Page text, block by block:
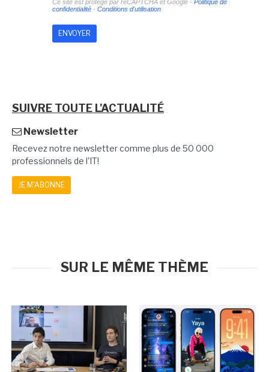
Ce site est protégé par reCAPTCHA et Google - Politique de
confidentialité- Conditions d'utilisation
SUIVRE TOUTE L'ACTUALITÉ
Newsletter
Recevez notre newsletter comme plus de 50 000
professionnels de l'IT!
JE M'ABONNE
SUR LE MÊME THÈME